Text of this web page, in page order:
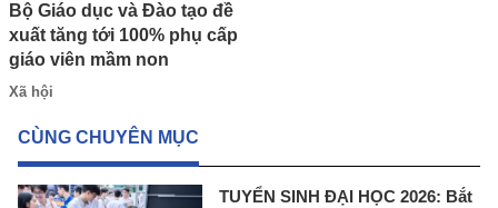
Bộ Giáo dục và Đào tạo đề
xuất tăng tới 100% phụ cấp
giáo viên mầm non
Xã hội
CÙNG CHUYÊN MỤC
TUYỂN SINH ĐẠI HỌC 2026: Bắt